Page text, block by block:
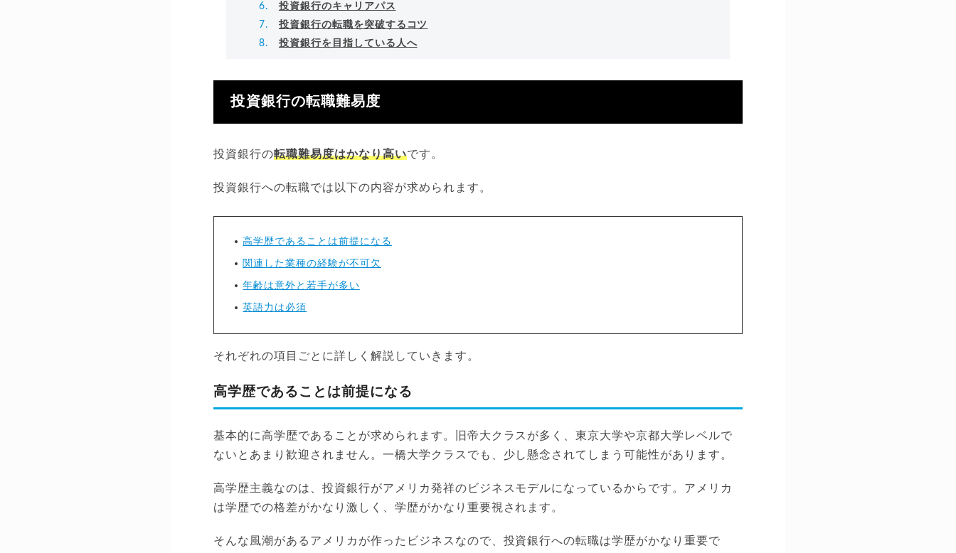
投資銀行のキャリアパス
投資銀行の転職を突破するコツ
投資銀行を目指している人へ
投資銀行の転職難易度
投資銀行の転職難易度はかなり高いです。
投資銀行への転職では以下の内容が求められます。
高学歴であることは前提になる
関連した業種の経験が不可欠
年齢は意外と若手が多い
英語力は必須
それぞれの項目ごとに詳しく解説していきます。
高学歴であることは前提になる
基本的に高学歴であることが求められます。旧帝大クラスが多く、東京大学や京都大学レベルで
ないとあまり歓迎されません。一橋大学クラスでも、少し懸念されてしまう可能性があります。
高学歴主義なのは、投資銀行がアメリカ発祥のビジネスモデルになっているからです。アメリカ
は学歴での格差がかなり激しく、学歴がかなり重要視されます。
そんな風潮があるアメリカが作ったビジネスなので、投資銀行への転職は学歴がかなり重要で